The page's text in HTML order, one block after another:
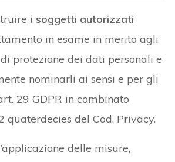
i soggetti autorizzati
in esame in merito agli
protezione dei dati personali e
nominarli ai sensi e per gli
29 GDPR in combinato
quaterdecies del Cod. Privacy.
delle misure,